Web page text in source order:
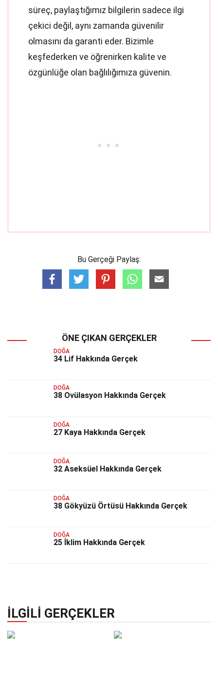
süreç, paylaştığımız bilgilerin sadece ilgi
çekici değil, aynı zamanda güvenilir
olmasını da garanti eder. Bizimle
keşfederken ve öğrenirken kalite ve
özgünlüğe olan bağlılığımıza güvenin.
Bu Gerçeği Paylaş:
ÖNE ÇIKAN GERÇEKLER
DOĞA
34 Lif Hakkında Gerçek
DOĞA
38 Ovülasyon Hakkında Gerçek
DOĞA
27 Kaya Hakkında Gerçek
DOĞA
32 Aseksüel Hakkında Gerçek
DOĞA
38 Gökyüzü Örtüsü Hakkında Gerçek
DOĞA
25 İklim Hakkında Gerçek
İLGILI GERÇEKLER